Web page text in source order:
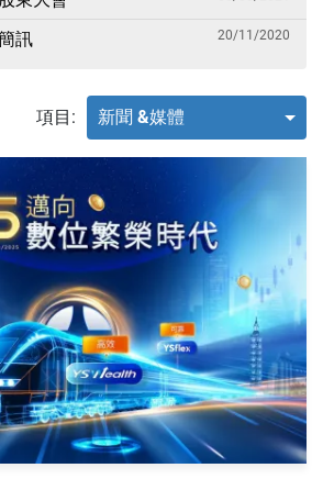
訊 20/11/2020
項目: 新聞 &媒體